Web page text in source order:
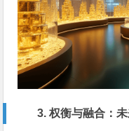
3. 权衡与融合：